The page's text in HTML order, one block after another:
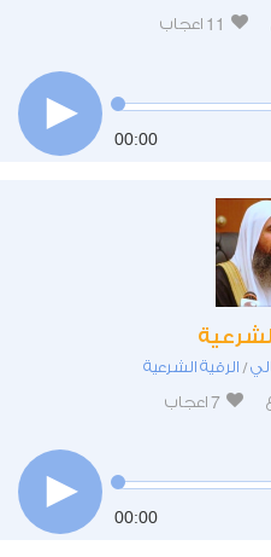
11 اعجاب
00:00
/ الرقية الشرعية
7 اعجاب
00:00